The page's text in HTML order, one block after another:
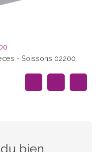
- Soissons 02200
bien